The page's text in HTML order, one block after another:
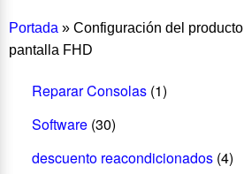
Portada » Configuración del producto
pantalla FHD
Reparar Consolas (1)
Software (30)
descuento reacondicionados (4)